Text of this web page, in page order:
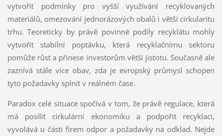
vytvořit podmínky pro vyšší využívání recyklovaných
materiálů, omezování jednorázových obalů i větší cirkularitu
trhu. Teoreticky by právě povinné podíly recyklátu mohly
vytvořit stabilní poptávku, která recyklačnímu sektoru
pomůže růst a přinese investorům větší jistotu. Současně ale
zaznívá stále více obav, zda je evropský průmysl schopen
tyto požadavky splnit v reálném čase.
Paradox celé situace spočívá v tom, že právě regulace, která
má posílit cirkulární ekonomiku a podpořit recyklaci,
vyvolává u části firem odpor a požadavky na odklad. Nejde